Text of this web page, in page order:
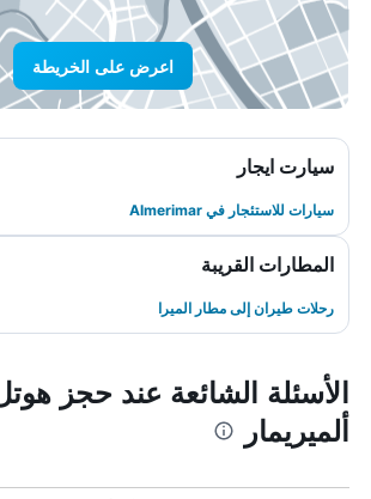
اعرض على الخريطة
سيارت ايجار
سيارات للاستئجار في Almerimar
المطارات القريبة
رحلات طيران إلى مطار الميرا
الأسئلة الشائعة عند حجز
ألميريمار